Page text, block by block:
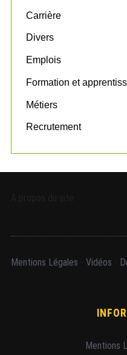
o
:
Carrière
Divers
Emplois
Formation et
Métiers
Recrutement
Mentions Légales Vidéos
Mentions